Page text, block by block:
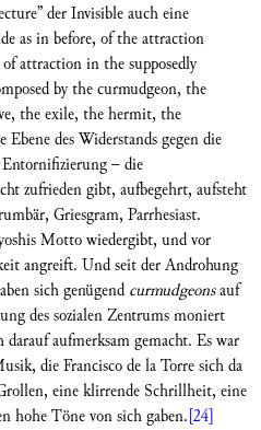
der Invisible auch eine
as in before, of the attraction
attraction in the supposedly
by the curmudgeon, the
the exile, the hermit, the
Ebene des Widerstands gegen die
– die
zufrieden gibt, aufbegehrt, aufsteht
Griesgram, Parrhesiast.
Motto wiedergibt, und vor
angreift. Und seit der Androhung
sich genügend curmudgeonsauf
des sozialen Zentrums moniert
aufmerksam gemacht. Es war
die Francisco de la Torre sich da
eine klirrende Schrillheit, eine
hohe Töne von sich gaben.[24]